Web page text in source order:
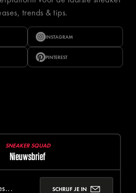
trends & tips.
INSTAGRAM
PINTEREST
SNEAKER SQUAD
Nieuwsbrief
SCHRIJF JE IN